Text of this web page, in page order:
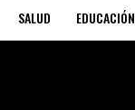
SALUD EDUCACIÓN